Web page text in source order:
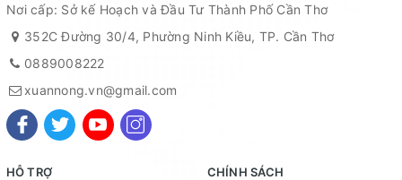
Nơi cấp: Sở kế Hoạch và Đầu Tư Thành Phố Cần Thơ
352C Đường 30/4, Phường Ninh Kiều, TP. Cần Thơ
0889008222
xuannong.vn@gmail.com
HỖ TRỢ CHÍNH SÁCH